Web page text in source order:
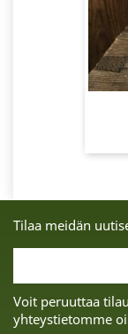
Tilaa meidän
Voit peruuttaa
yhteystietomme